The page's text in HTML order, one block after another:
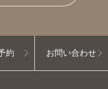
約 お問い合わせ